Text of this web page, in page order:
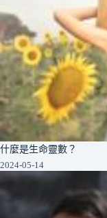
什麼是生命靈數？
2024-05-14